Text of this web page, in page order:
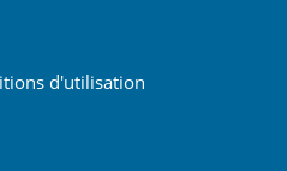
d'utilisation